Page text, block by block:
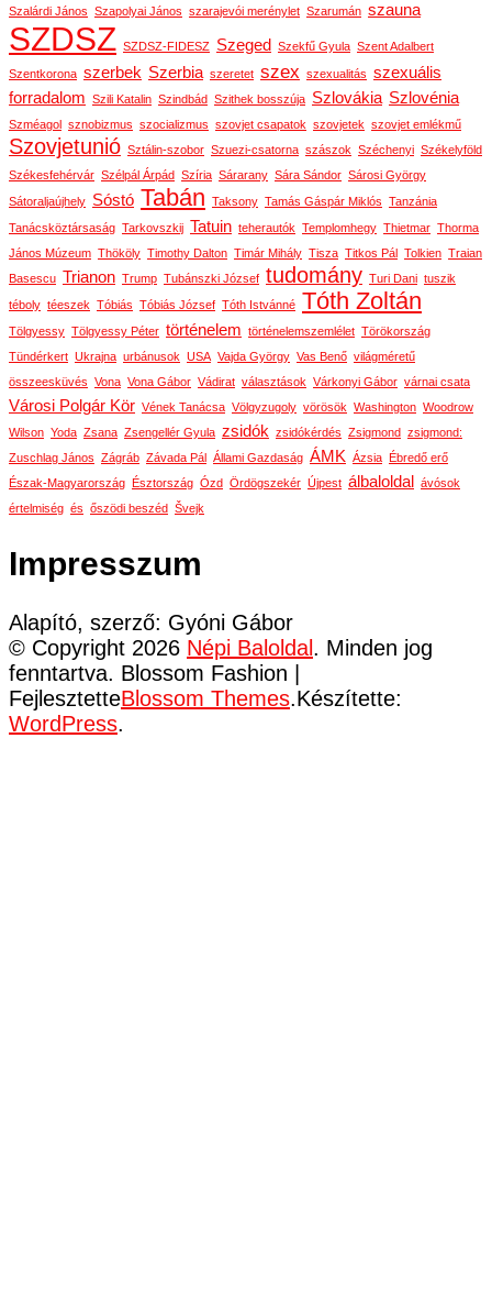
Szalárdi János Szapolyai János szarajevói merénylet Szarumán szauna
SZDSZ SZDSZ-FIDESZ Szeged Szekfű Gyula Szent Adalbert
Szentkorona szerbek Szerbia szeretet szex szexualitás szexuális
forradalom Szili Katalin Szindbád Szithek bosszúja Szlovákia Szlovénia
Szméagol sznobizmus szocializmus szovjet csapatok szovjetek szovjet emlékmű
Szovjetunió Sztálin-szobor Szuezi-csatorna szászok Széchenyi Székelyföld
Székesfehérvár Szélpál Árpád Szíria Sárarany Sára Sándor Sárosi György
Sátoraljaújhely Sóstó Tabán Taksony Tamás Gáspár Miklós Tanzánia
Tanácsköztársaság Tarkovszkij Tatuin teherautók Templomhegy Thietmar Thorma
János Múzeum Thököly Timothy Dalton Timár Mihály Tisza Titkos Pál Tolkien Traian
Basescu Trianon Trump Tubánszki József tudomány Turi Dani tuszik
téboly téeszek Tóbiás Tóbiás József Tóth Istvánné Tóth Zoltán
Tölgyessy Tölgyessy Péter történelem történelemszemlélet Törökország
Tündérkert Ukrajna urbánusok USA Vajda György Vas Benő világméretű
összeesküvés Vona Vona Gábor Vádirat választások Várkonyi Gábor várnai csata
Városi Polgár Kör Vének Tanácsa Völgyzugoly vörösök Washington Woodrow
Wilson Yoda Zsana Zsengellér Gyula zsidók zsidókérdés Zsigmond zsigmond:
Zuschlag János Zágráb Závada Pál Állami Gazdaság ÁMK Ázsia Ébredő erő
Észak-Magyarország Észtország Ózd Ördögszekér Újpest álbaloldal
ávósok
értelmiség és őszödi beszéd Švejk
Impresszum
Alapító, szerző: Gyóni Gábor
© Copyright 2026 Népi Baloldal . Minden jog
fenntartva. Blossom Fashion |
FejlesztetteBlossom Themes.Készítette:
WordPress.